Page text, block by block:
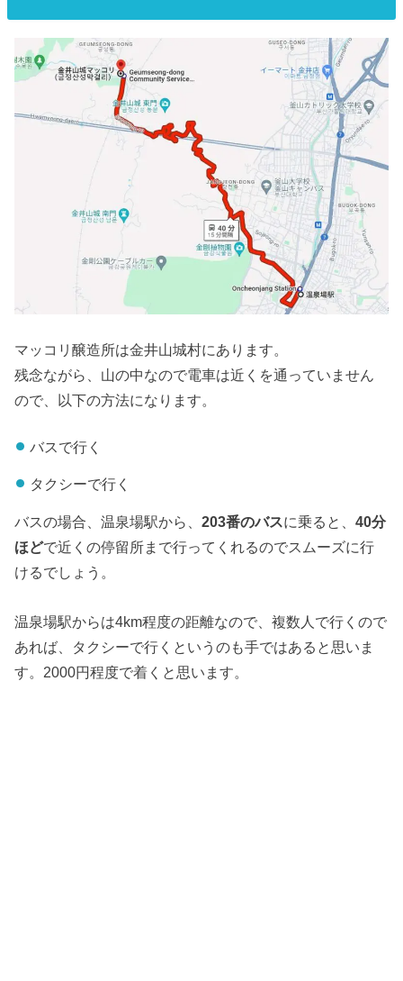
マッコリ醸造所は金井山城村にあります。
残念ながら、山の中なので電車は近くを通っていません
ので、以下の方法になります。
バスで行く
タクシーで行く
バスの場合、温泉場駅から、203番のバスに乗ると、40分
ほどで近くの停留所まで行ってくれるのでスムーズに行
けるでしょう。
温泉場駅からは4km程度の距離なので、複数人で行くので
あれば、タクシーで行くというのも手ではあると思いま
す。2000円程度で着くと思います。